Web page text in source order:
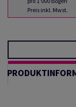
Preis inkl. Mwst.